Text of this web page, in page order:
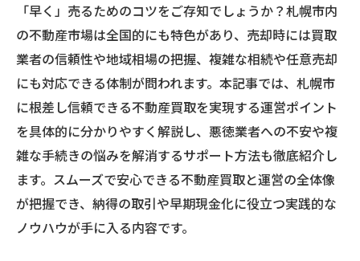
「早く」売るためのコツをご存知でしょうか？札幌市内
の不動産市場は全国的にも特色があり、売却時には買取
業者の信頼性や地域相場の把握、複雑な相続や任意売却
にも対応できる体制が問われます。本記事では、札幌市
に根差し信頼できる不動産買取を実現する運営ポイント
を具体的に分かりやすく解説し、悪徳業者への不安や複
雑な手続きの悩みを解消するサポート方法も徹底紹介し
ます。スムーズで安心できる不動産買取と運営の全体像
が把握でき、納得の取引や早期現金化に役立つ実践的な
ノウハウが手に入る内容です。